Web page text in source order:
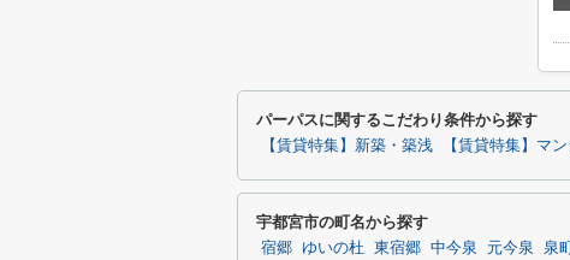
パーパスに関するこだわり条件から探す
【賃貸特集】新築・築浅 【賃貸特集】マ
宇都宮市の町名から探す
宿郷 ゆいの杜 東宿郷 中今泉 元今泉 泉町